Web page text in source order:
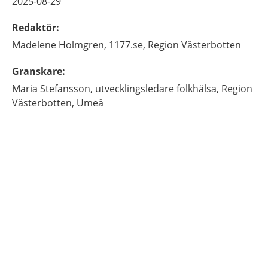
Redaktör:
Madelene Holmgren, 1177.se, Region Västerbotten
Granskare:
Maria Stefansson, utvecklingsledare folkhälsa, Region
Västerbotten, Umeå